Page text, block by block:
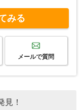
みる
メールで質問
見！